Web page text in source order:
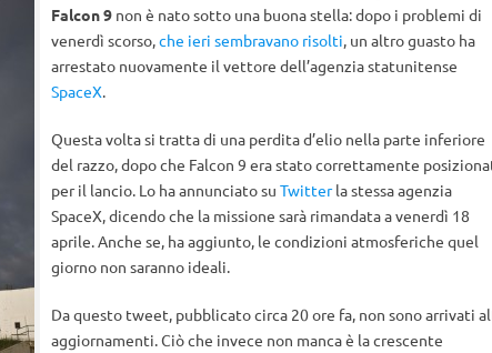
Falcon 9non è nato sotto una buona stella: dopo i problemi di
venerdì scorso,che ieri sembravano risolti, un altro guasto ha
arrestato nuovamente il vettore dell’agenzia statunitense
SpaceX.
Questa volta si tratta di una perdita d’elio nella parte inferiore
del razzo, dopo che Falcon 9 era stato correttamente
per il lancio. Lo ha annunciato su Twitterla stessa agenzia
SpaceX, dicendo che la missione sarà rimandata a venerdì 18
aprile. Anche se, ha aggiunto, le condizioni atmosferiche quel
giorno non saranno ideali.
Da questo tweet, pubblicato circa 20 ore fa, non sono arrivati
aggiornamenti. Ciò che invece non manca è la crescente